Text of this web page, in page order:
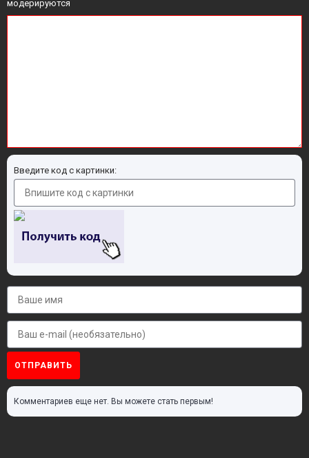
модерируются
Введите код с картинки:
ОТПРАВИТЬ
Комментариев еще нет. Вы можете стать первым!